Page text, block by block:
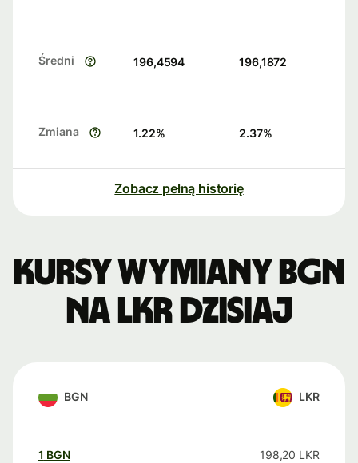
Średni 196,4594 196,1872
Zmiana 1.22% 2.37%
Zobacz pełną historię
Kursy wymiany BGN
na LKR dzisiaj
BGN LKR
1 BGN 198,20 LKR